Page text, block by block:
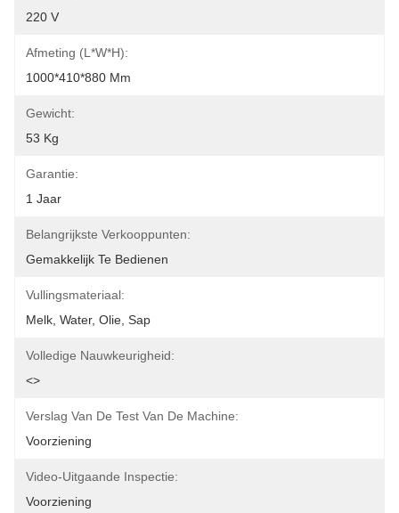
220 V
Afmeting (l*w*h):
1000*410*880 Mm
Gewicht:
53 Kg
Garantie:
1 Jaar
Belangrijkste Verkooppunten:
Gemakkelijk Te Bedienen
Vullingsmateriaal:
Melk, Water, Olie, Sap
Volledige Nauwkeurigheid:
<>
Verslag Van De Test Van De Machine:
Voorziening
Video-Uitgaande Inspectie:
Voorziening